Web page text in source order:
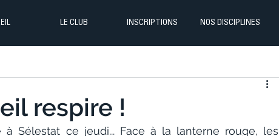
LE CLUB INSCRIPTIONS NOS DISCIPLINES
respire !
Sélestat ce jeudi... Face à la lanterne rouge, les